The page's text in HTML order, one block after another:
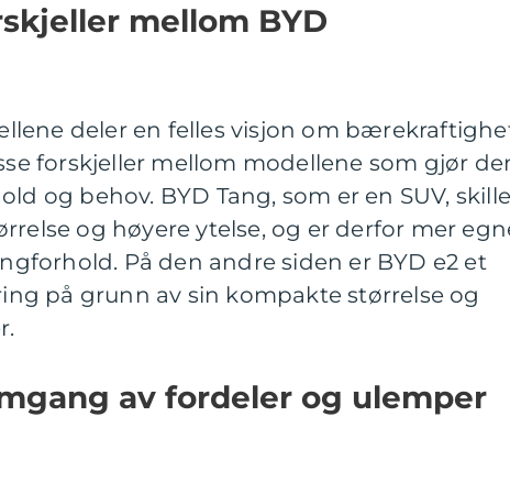
mellom BYD
deler en felles visjon om
forskjeller mellom modellene som gjør
og behov. BYD Tang, som er en SUV,
og høyere ytelse, og er derfor mer
På den andre siden er BYD e2 et
på grunn av sin kompakte størrelse og
av fordeler og ulemper